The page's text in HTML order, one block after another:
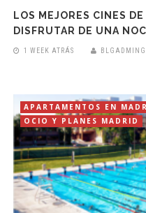
LOS MEJORES CINES
DISFRUTAR DE UNA
1 WEEK ATRÁS
APARTAMENTOS EN
OCIO Y PLANES MADRID